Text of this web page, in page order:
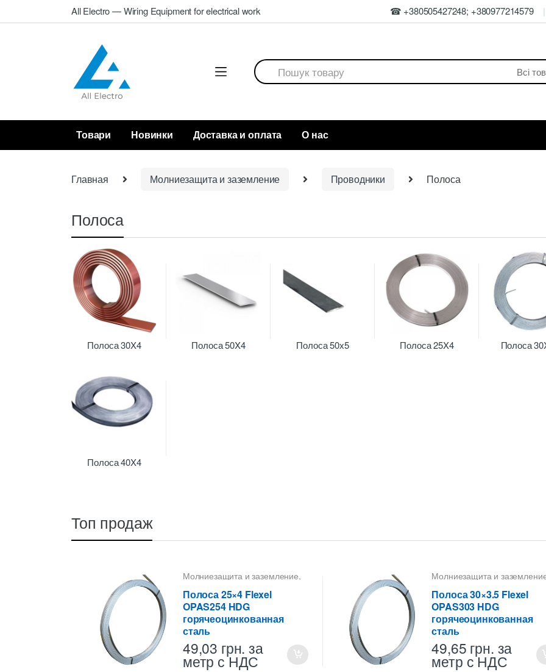
to
to
All Electro — Wiring Equipment for electrical work ☎ +380505427248; +380977214579
Search
for:
Товари Новинки Доставка и оплата О нас
Главная Молниезащита и заземление Проводники Полоса
Полоса
Полоса 30X4 Полоса 50X4 Полоса 50х5 Полоса 25X4 Полоса
Полоса 40X4
Топ продаж
Молниезащита и заземление,
Полоса 25X4
Проводники
Полоса 25×4 Flexel
OPAS254 HDG
горячеоцинкованная
сталь
49,03 грн. за
метр с НДС
Молниезащита и
Полоса 30X3,5
Проводники
Полоса 30×3.5 Flexel
OPAS303 HDG
горячеоцинкованная
сталь
49,65 грн. за
метр с НДС